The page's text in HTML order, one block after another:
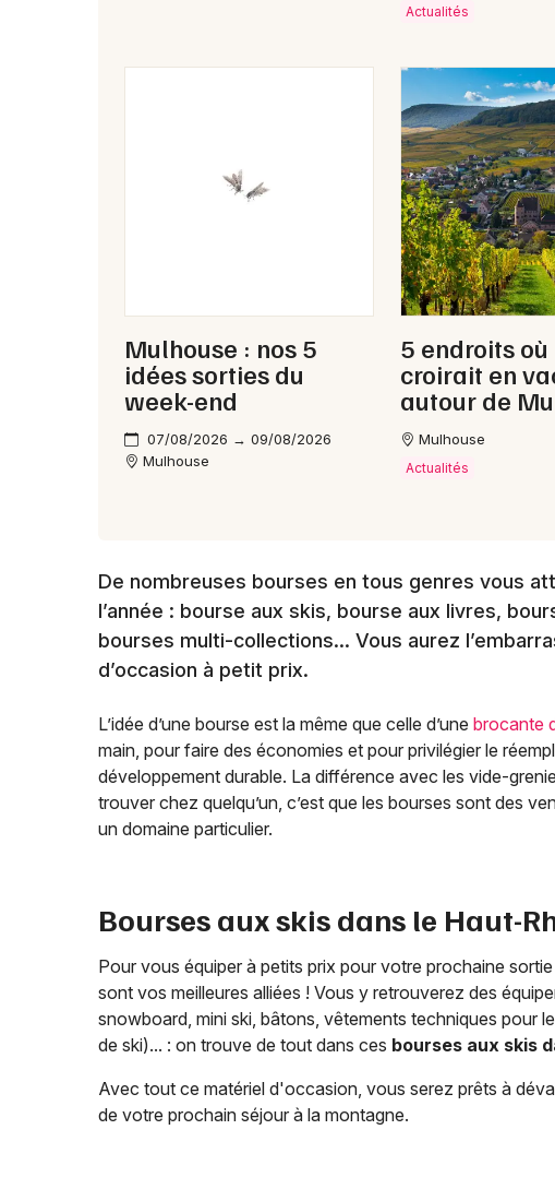
Actualités
Mulhouse : nos 5
idées sorties du
week-end
07/08/2026 → 09/08/2026
Mulhouse
5 endroits
croirait en
autour de
Mulhouse
Actualités
De nombreuses bourses en tous genres vous
l’année : bourse aux skis, bourse aux livres,
bourses multi-collections… Vous aurez
d’occasion à petit prix.
L’idée d’une bourse est la même que celle d’une brocante
main, pour faire des économies et pour privilégier le
développement durable. La différence avec les vide-
trouver chez quelqu’un, c’est que les bourses sont des
un domaine particulier.
Bourses aux skis dans le Haut-
Pour vous équiper à petits prix pour votre prochaine sortie
sont vos meilleures alliées ! Vous y retrouverez des
snowboard, mini ski, bâtons, vêtements techniques pour
de ski)... : on trouve de tout dans ces bourses aux skis
Avec tout ce matériel d'occasion, vous serez prêts à
de votre prochain séjour à la montagne.